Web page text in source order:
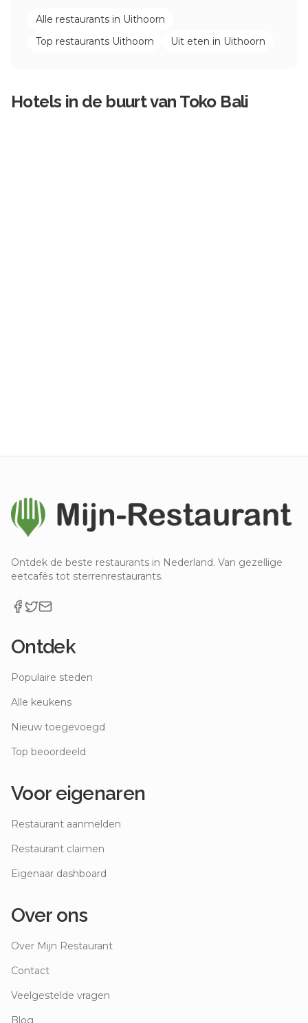
Alle restaurants in Uithoorn
Top restaurants Uithoorn Uit eten in Uithoorn
Hotels in de buurt van Toko Bali
Ontdek de beste restaurants in Nederland. Van gezellige
eetcafés tot sterrenrestaurants.
Ontdek
Populaire steden
Alle keukens
Nieuw toegevoegd
Top beoordeeld
Voor eigenaren
Restaurant aanmelden
Restaurant claimen
Eigenaar dashboard
Over ons
Over Mijn Restaurant
Contact
Veelgestelde vragen
Blog